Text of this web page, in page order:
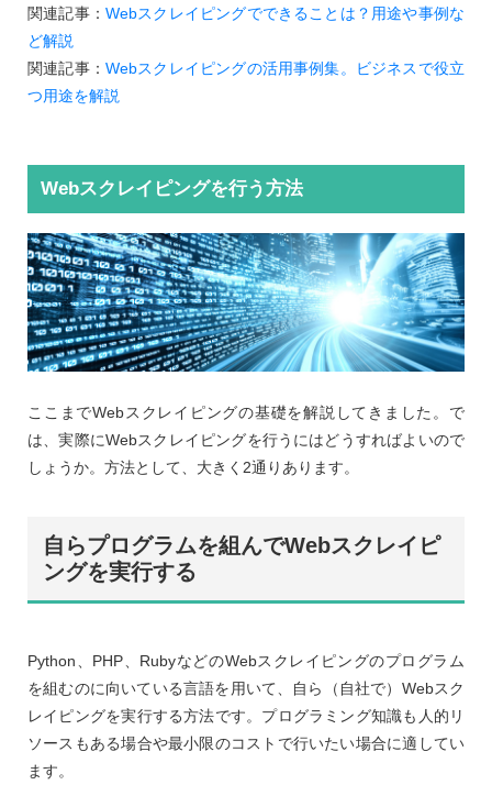
関連記事： Webスクレイピングでできることは？用途や事例な
ど解説
関連記事： Webスクレイピングの活用事例集。ビジネスで役立
つ用途を解説
Webスクレイピングを行う方法
ここまでWebスクレイピングの基礎を解説してきました。で
は、実際にWebスクレイピングを行うにはどうすればよいので
しょうか。方法として、大きく2通りあります。
自らプログラムを組んでWebスクレイピ
ングを実行する
Python、PHP、RubyなどのWebスクレイピングのプログラム
を組むのに向いている言語を用いて、自ら（自社で）Webスク
レイピングを実行する方法です。プログラミング知識も人的リ
ソースもある場合や最小限のコストで行いたい場合に適してい
ます。